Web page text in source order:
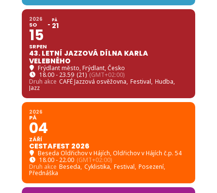
2026
SO
15
SRPEN
PÁ
21
43. LETNÍ JAZZOVÁ DÍLNA KARLA
VELEBNÉHO
Frýdlant město, Frýdlant, Česko
18.00 - 23.59 (21) (GMT+02:00)
Druh akce CAFÉ Jazzová osvěžovna, Festival, Hudba,
Jazz
2026
PÁ
04
ZÁŘÍ
CESTAFEST 2026
Beseda Oldřichov v Hájích, Oldřichov v Hájích č.p. 54
18.00 - 22.00 (GMT+02:00)
Druh akce Beseda, Cyklistika, Festival, Posezení,
Přednáška